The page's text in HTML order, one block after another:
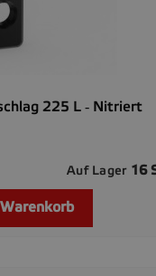
225 L ‐ Nitriert
Auf Lager 16